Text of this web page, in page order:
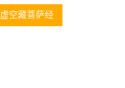
虚空藏菩萨经